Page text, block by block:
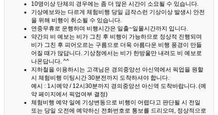
10명이상 단체의 경우에는 좀 더 많은 시간이 소요될 수 있습니다.
기상예보와는 다르게 체험비행 당일 급작스런 기상이상 발생시 안전
을 위해 비행이 취소될 수 있습니다.
연중무휴로 운행하며 비행시간은 일출~일몰시간까지 입니다.
약간의 비 예보는 비가 그친 후 비행이 가능하므로 정상적 진행되며
비가 그친 후 피어오르는 구름으로 더욱 아름다운 비행 풍경이 만들
어질 때가 많답니다. 기상청에서는 비가 한방울만 내려도 비 예보로
나온답니다. ^^
지하철을 이용하시는 고객님은 경의중앙선 아신역에서 픽업을 원할
시 체험비행 미팅시간 30분전까지 도착하셔야 합니다.
예시 : 1시예약 / 12시30분까지 경의중앙선 아신역 도착바랍니다. (예
약 페이지에서 픽업여부 결정)
체험비행 예약 일에 기상변동으로 비행이 어렵다고 판단될 시 전일
또는 당일 오전에 예약하신 전화번호로 통보를 드리오며, 정상적으로